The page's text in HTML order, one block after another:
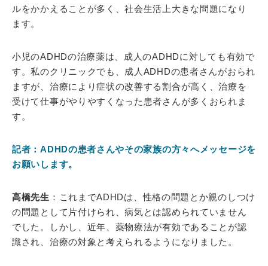
ルをかかえることが多く、社会生活上大きな問題になり
ます。
小児のADHDの治療薬は、成人のADHDに対しても有効で
す。私のクリニックでも、成人ADHDの患者さんがおられ
ますが、治療により症状の改善する割合が高く、治療を
受けて仕事がやりやすくなった患者さんが多くおられま
す。
記者：ADHDの患者さんやその家族の方々へメッセージを
お願いします。
高橋先生 ：これまでADHDは、性格の問題とか親のしつけ
の問題として片付けられ、病気とは認められていません
でした。しかし、近年、薬物療法が有効であることが認
識され、治療の対象と考えられるようになりました。